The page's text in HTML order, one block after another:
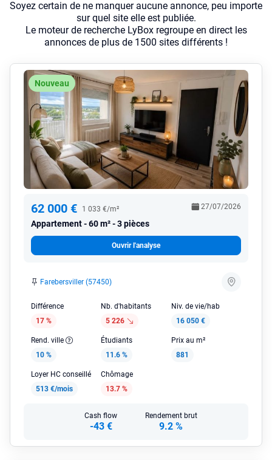
Soyez certain de ne manquer aucune annonce, peu importe
sur quel site elle est publiée.
Le moteur de recherche LyBox regroupe en direct les
annonces de plus de 1500 sites différents !
Nouveau
62 000 € 1 033 €/m²
Appartement 60 m² - 3 pièces
27/07/2026
Ouvrir l'analyse
Farebersviller (57450)
Différence
17 %
Nb. d'habitants
5 226
Niv. de vie/hab
16 050 €
Rend. ville
10 %
Étudiants
11.6 %
Prix au m²
881
Loyer HC conseillé
513 €/mois
Chômage
13.7 %
Cash flow
-43 €
Rendement brut
9.2 %